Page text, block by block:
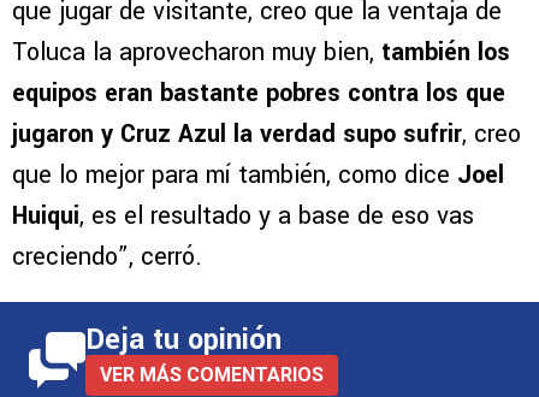
que jugar de visitante, creo que la ventaja de
Toluca la aprovecharon muy bien, también los
equipos eran bastante pobres contra los que
jugaron y Cruz Azul la verdad supo sufrir, creo
que lo mejor para mí también, como dice Joel
Huiqui, es el resultado y a base de eso vas
creciendo”, cerró.
Deja tu opinión
VER MÁS COMENTARIOS